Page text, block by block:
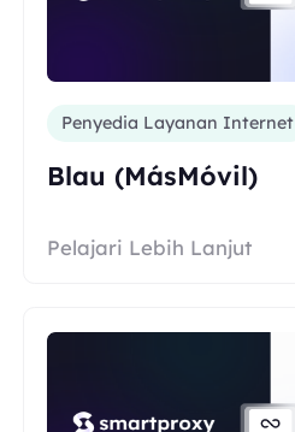
Penyedia Layanan Internet
Blau (MásMóvil)
Pelajari Lebih Lanjut